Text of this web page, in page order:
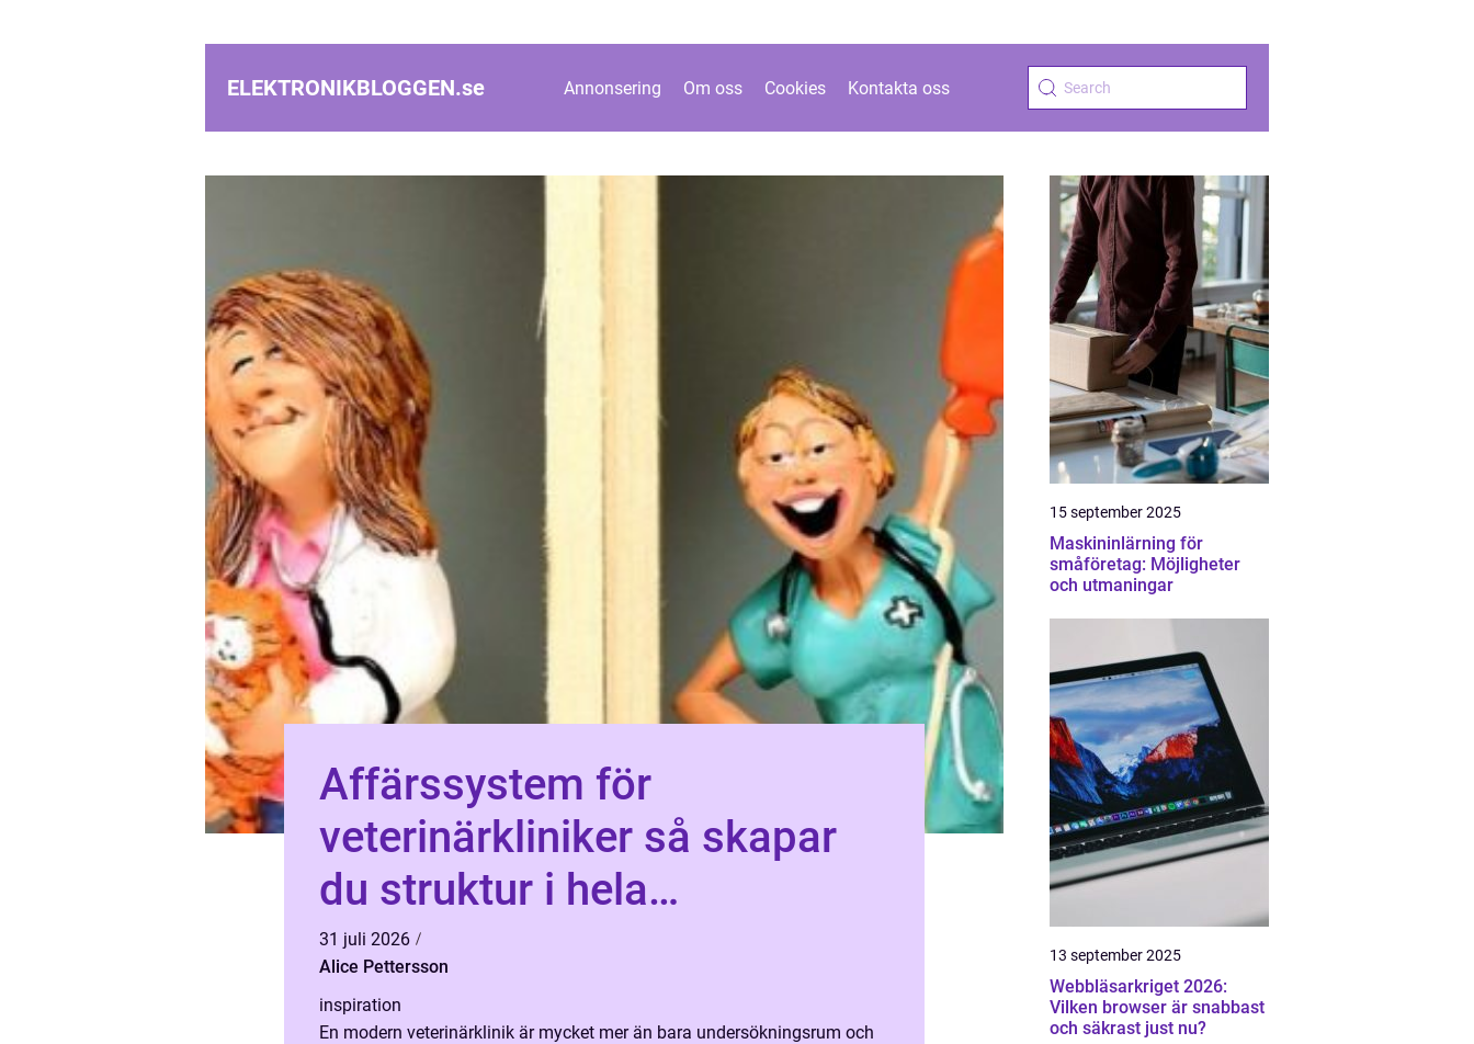
ELEKTRONIKBLOGGEN.se Annonsering Om oss Cookies Kontakta oss
Affärssystem för
veterinärkliniker så skapar
du struktur i hela
verksamheten
31 juli 2026
Alice Pettersson
inspiration
En modern veterinärklinik är mycket mer än bara undersökningsrum och
15 september 2025
Maskininlärning för
småföretag: Möjligheter
och utmaningar
13 september 2025
Webbläsarkriget 2026:
Vilken browser är snabbast
och säkrast just nu?